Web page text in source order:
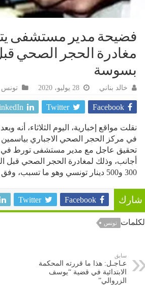
فضيحة مدير مستشفى
مغادرة الحجر الصحي
بسوسة
خالد بناني 28 يوليو، 2020 تونس
Facebook
Twitter
نقلت مواقع إخبارية، اليوم الثلاثاء،
في مركز الحجر الصحي الاجباري بياسمين
تحقيق عاجل مع مدير مستشفى تورط في
أجانب، وذلك لمغادرة الحجر الصحي قبل
300 و500 دينار تونسي وهو ما تسبب، وفق تعبيره، في كارثة بسوسة من بينها انتشار الوباء.
شارك Facebook
Twitter
الكلمات تونس
سابق
عـاجـل: هذا ما قررته المحكمة
الابتدائية في قضية “يوسف
الزروالي”